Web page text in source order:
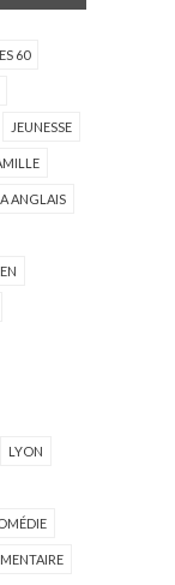
60
JEUNESSE
ANGLAIS
LYON